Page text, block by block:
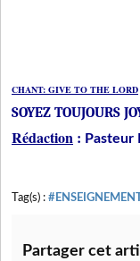
CHANT: GIVE TO THE LORD
SOYEZ TOUJOURS
Rédaction : Pasteur
Tag(s) :
Partager cet